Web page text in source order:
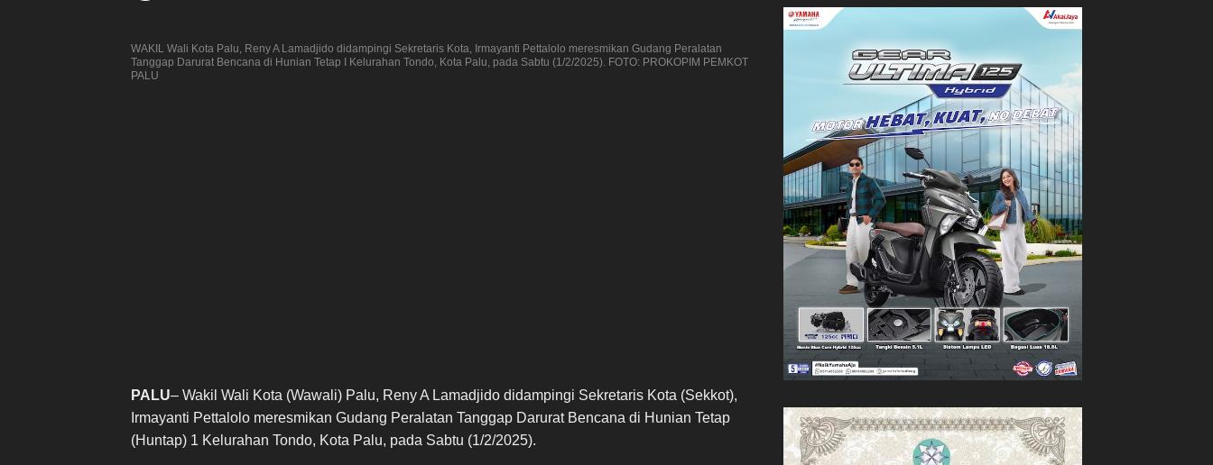
WAKIL Wali Kota Palu, Reny A Lamadjido didampingi Sekretaris Kota, Irmayanti Pettalolo meresmikan Gudang Peralatan
Tanggap Darurat Bencana di Hunian Tetap I Kelurahan Tondo, Kota Palu, pada Sabtu (1/2/2025). FOTO: PROKOPIM PEMKOT
PALU
PALU– Wakil Wali Kota (Wawali) Palu, Reny A Lamadjido didampingi Sekretaris Kota (Sekkot),
Irmayanti Pettalolo meresmikan Gudang Peralatan Tanggap Darurat Bencana di Hunian Tetap
(Huntap) 1 Kelurahan Tondo, Kota Palu, pada Sabtu (1/2/2025).